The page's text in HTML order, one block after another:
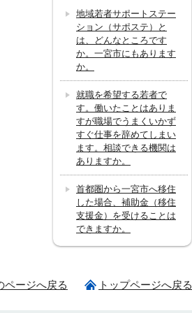
地域若者サポートステー
ション（サポステ）と
は、どんなところです
か。一宮市にもあります
か。
就職を希望する若者で
す。働いたことはありま
すが職場でうまくいかず
すぐ仕事を辞めてしまい
ます。相談できる機関は
ありますか。
首都圏から一宮市へ移住
した場合、補助金（移住
支援金）を受けることは
できますか。
ページへ戻る トップページへ戻る